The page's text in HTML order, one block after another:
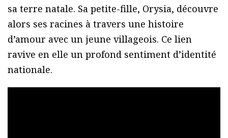
sa terre natale. Sa petite-fille, Orysia, découvre
alors ses racines à travers une histoire
d’amour avec un jeune villageois. Ce lien
ravive en elle un profond sentiment d’identité
nationale.